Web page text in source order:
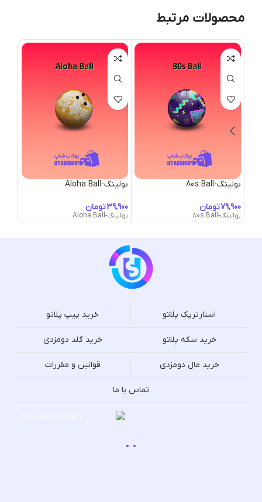
محصولات مرتبط
بولینگ-80s Ball
تومان
بولینگ-80s Ball
بولینگ-Aloha Ball
تومان
بولینگ-Aloha Ball
استارترپک پلاتو خرید پیپ پلاتو
خرید سکه پلاتو خرید گلد دومزدی
خرید مال دومزدی قوانین و مقررات
تماس با ما